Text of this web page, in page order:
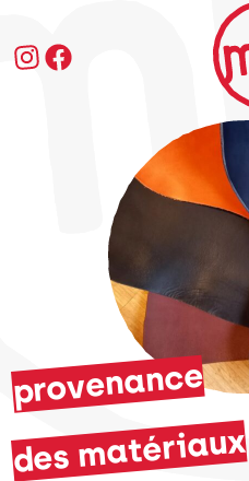
Instagram
Facebook
provenance
des matériaux